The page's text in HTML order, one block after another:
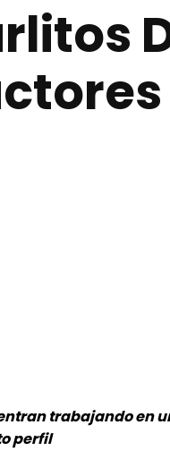
trabajando en
perfil